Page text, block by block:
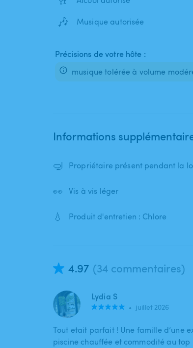
🎶 Musique autorisée
Précisions de votre hôte :
musique tolérée à volume
Informations
🤿 Propriétaire présent pendant la
👀 Vis à vis léger
💧 Produit d'entretien : Chlore
4.97 (34 commentaires)
Lydia S
• juillet 2026
Tout etait parfait ! Une famille d’une
piscine chauffée et commodité au top